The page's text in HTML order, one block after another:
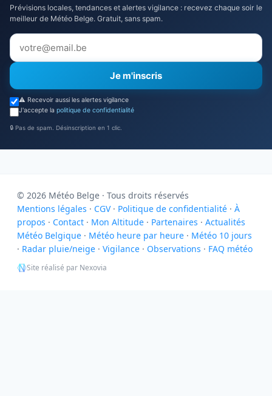
Prévisions locales, tendances et alertes vigilance : recevez chaque soir le
meilleur de Météo Belge. Gratuit, sans spam.
Je m'inscris
⚠️ Recevoir aussi les alertes vigilance
J'accepte la politique de confidentialité
🔒 Pas de spam. Désinscription en 1 clic.
© 2026 Météo Belge · Tous droits réservés
Mentions légales · CGV· Politique de confidentialité · À
propos · Contact · Mon Altitude · Partenaires · Actualités
Météo Belgique · Météo heure par heure · Météo 10 jours
· Radar pluie/neige · Vigilance · Observations · FAQ météo
Site réalisé par Nexovia